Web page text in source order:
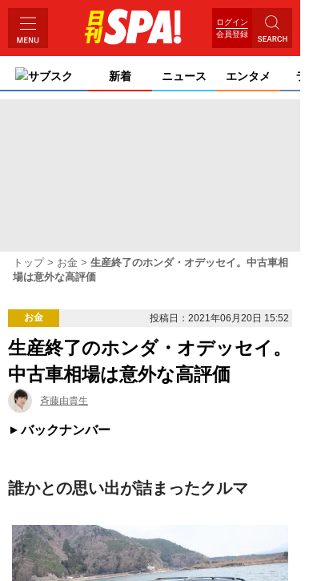
ログイン
会員登録
サブスク 新着 ニュース エンタメ ライ
トップ お金
生産終了のホンダ・オデッセイ。中古車相
場は意外な高評価
お金 投稿日：2021年06月20日 15:52
生産終了のホンダ・オデッセイ。
中古車相場は意外な高評価
斉藤由貴生
バックナンバー
誰かとの思い出が詰まったクルマ